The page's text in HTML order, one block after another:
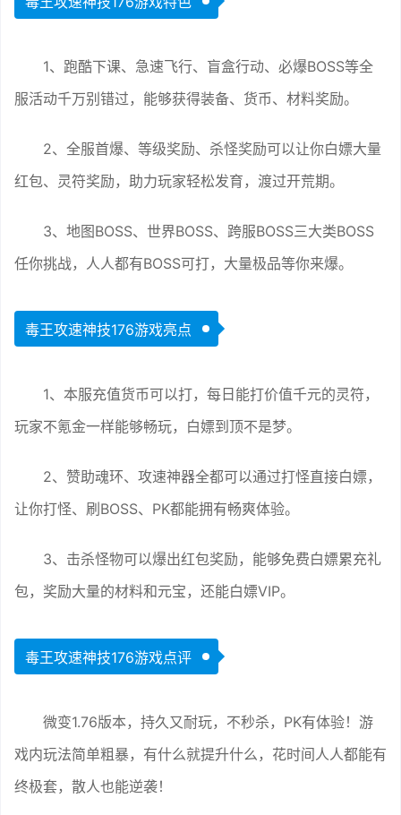
1、跑酷下课、急速飞行、盲盒行动、必爆BOSS等全
服活动千万别错过，能够获得装备、货币、材料奖励。
2、全服首爆、等级奖励、杀怪奖励可以让你白嫖大量
红包、灵符奖励，助力玩家轻松发育，渡过开荒期。
3、地图BOSS、世界BOSS、跨服BOSS三大类BOSS
任你挑战，人人都有BOSS可打，大量极品等你来爆。
毒王攻速神技176游戏亮点
1、本服充值货币可以打，每日能打价值千元的灵符，
玩家不氪金一样能够畅玩，白嫖到顶不是梦。
2、赞助魂环、攻速神器全都可以通过打怪直接白嫖，
让你打怪、刷BOSS、PK都能拥有畅爽体验。
3、击杀怪物可以爆出红包奖励，能够免费白嫖累充礼
包，奖励大量的材料和元宝，还能白嫖VIP。
毒王攻速神技176游戏点评
微变1.76版本，持久又耐玩，不秒杀，PK有体验！游
戏内玩法简单粗暴，有什么就提升什么，花时间人人都能有
终极套，散人也能逆袭！